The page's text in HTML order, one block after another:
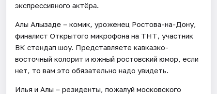
экспрессивного актёра.
Алы Алызаде – комик, уроженец Ростова-на-Дону,
финалист Открытого микрофона на ТНТ, участник
ВК стендап шоу. Представляете кавказко-
восточный колорит и южный ростовский юмор, если
нет, то вам это обязательно надо увидеть.
Илья и Алы – резиденты, пожалуй московского